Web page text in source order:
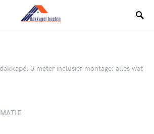
3 meter inclusief montage: alles wat